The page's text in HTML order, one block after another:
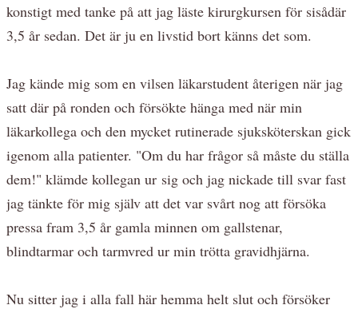
konstigt med tanke på att jag läste kirurgkursen för sisådär
3,5 år sedan. Det är ju en livstid bort känns det som.
Jag kände mig som en vilsen läkarstudent återigen när jag
satt där på ronden och försökte hänga med när min
läkarkollega och den mycket rutinerade sjuksköterskan gick
igenom alla patienter. "Om du har frågor så måste du ställa
dem!" klämde kollegan ur sig och jag nickade till svar fast
jag tänkte för mig själv att det var svårt nog att försöka
pressa fram 3,5 år gamla minnen om gallstenar,
blindtarmar och tarmvred ur min trötta gravidhjärna.
Nu sitter jag i alla fall här hemma helt slut och försöker